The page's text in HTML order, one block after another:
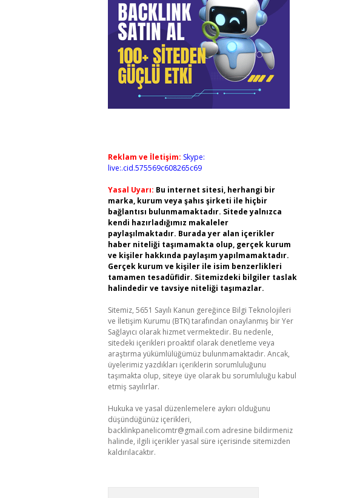
Reklam ve İletişim: Skype:
live:.cid.575569c608265c69
Yasal Uyarı: Bu internet sitesi, herhangi bir
marka, kurum veya şahıs şirketi ile hiçbir
bağlantısı bulunmamaktadır. Sitede yalnızca
kendi hazırladığımız makaleler
paylaşılmaktadır. Burada yer alan içerikler
haber niteliği taşımamakta olup, gerçek kurum
ve kişiler hakkında paylaşım yapılmamaktadır.
Gerçek kurum ve kişiler ile isim benzerlikleri
tamamen tesadüfidir. Sitemizdeki bilgiler taslak
halindedir ve tavsiye niteliği taşımazlar.
Sitemiz, 5651 Sayılı Kanun gereğince Bilgi Teknolojileri
ve İletişim Kurumu (BTK) tarafından onaylanmış bir Yer
Sağlayıcı olarak hizmet vermektedir. Bu nedenle,
sitedeki içerikleri proaktif olarak denetleme veya
araştırma yükümlülüğümüz bulunmamaktadır. Ancak,
üyelerimiz yazdıkları içeriklerin sorumluluğunu
taşımakta olup, siteye üye olarak bu sorumluluğu kabul
etmiş sayılırlar.
Hukuka ve yasal düzenlemelere aykırı olduğunu
düşündüğünüz içerikleri,
backlinkpanelicomtr@gmail.com adresine bildirmeniz
halinde, ilgili içerikler yasal süre içerisinde sitemizden
kaldırılacaktır.